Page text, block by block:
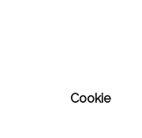
Cookie